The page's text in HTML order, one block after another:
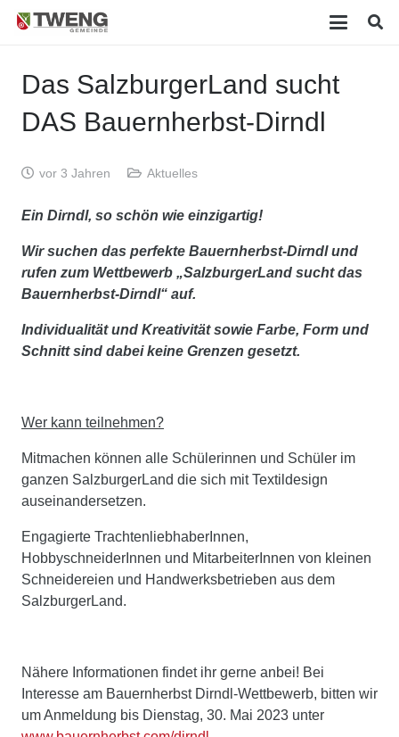
Das SalzburgerLand sucht
DAS Bauernherbst-Dirndl
vor 3 Jahren Aktuelles
Ein Dirndl, so schön wie einzigartig!
Wir suchen das perfekte Bauernherbst-Dirndl und
rufen zum Wettbewerb „SalzburgerLand sucht das
Bauernherbst-Dirndl“ auf.
Individualität und Kreativität sowie Farbe, Form und
Schnitt sind dabei keine Grenzen gesetzt.
Wer kann teilnehmen?
Mitmachen können alle Schülerinnen und Schüler im
ganzen SalzburgerLand die sich mit Textildesign
auseinandersetzen.
Engagierte TrachtenliebhaberInnen,
HobbyschneiderInnen und MitarbeiterInnen von kleinen
Schneidereien und Handwerksbetrieben aus dem
SalzburgerLand.
Nähere Informationen findet ihr gerne anbei! Bei
Interesse am Bauernherbst Dirndl-Wettbewerb, bitten wir
um Anmeldung bis Dienstag, 30. Mai 2023 unter